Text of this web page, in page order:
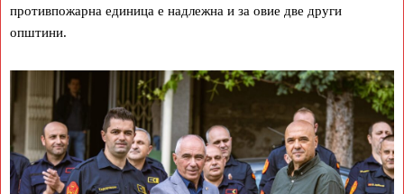
противпожарна единица е надлежна и за овие две други
општини.